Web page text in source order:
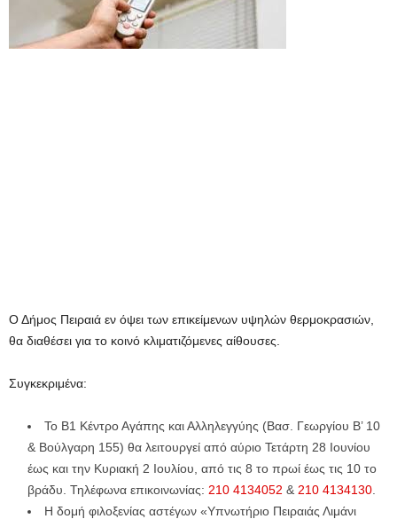
Ο Δήμος Πειραιά εν όψει των επικείμενων υψηλών θερμοκρασιών,
θα διαθέσει για το κοινό κλιματιζόμενες αίθουσες.
Συγκεκριμένα:
Το Β1 Κέντρο Αγάπης και Αλληλεγγύης (Βασ. Γεωργίου Β’ 10
& Βούλγαρη 155) θα λειτουργεί από αύριο Τετάρτη 28 Ιουνίου
έως και την Κυριακή 2 Ιουλίου, από τις 8 το πρωί έως τις 10 το
βράδυ. Τηλέφωνα επικοινωνίας: 210 4134052 & 210 4134130
Η δομή φιλοξενίας αστέγων «Υπνωτήριο Πειραιάς Λιμάνι